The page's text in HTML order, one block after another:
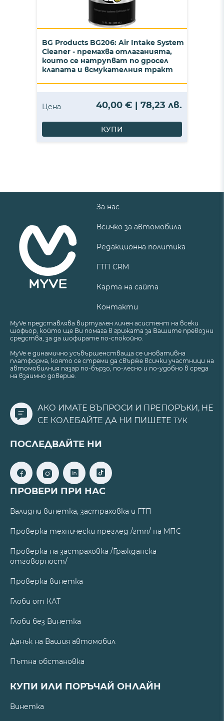
BG Products BG206: Air Intake System
Cleaner - премахва отлаганията,
които се натрупват по дросел
клапата и всмукателния тракт
Цена 40,00 € | 78,23 лв.
КУПИ
За нас
Всичко за автомобила
Редакционна политика
ГТП CRM
Карта на сайта
Контакти
MyVe представлява виртуален личен асистент на всеки
шофьор, който ще Ви помага в грижата за Вашите превозни
средства, за да шофирате по-спокойно.
MyVe е динамично усъвършенстваща се иновативна
платформа, която се стреми да свърже всички участници на
автомобилния пазар по-бързо, по-лесно и по-удобно в среда
на взаимно доверие.
АКО ИМАТЕ ВЪПРОСИ И ПРЕПОРЪКИ, НЕ
СЕ КОЛЕБАЙТЕ ДА НИ ПИШЕТЕ ТУК
ПОСЛЕДВАЙТЕ НИ
ПРОВЕРИ ПРИ НАС
Валидни винетка, застраховка и ГТП
Проверка технически преглед /гтп/ на МПС
Проверка на застраховка /Гражданска
отговорност/
Проверка винетка
Глоби от КАТ
Глоби без Винетка
Данък на Вашия автомобил
Пътна обстановка
КУПИ ИЛИ ПОРЪЧАЙ ОНЛАЙН
Винетка